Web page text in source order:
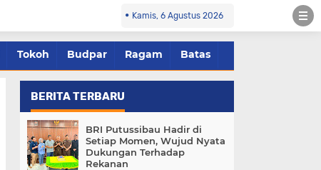
Kamis, 6 Agustus 2026
Tokoh Budpar Ragam Batas
BERITA TERBARU
BRI Putussibau Hadir di
Setiap Momen, Wujud Nyata
Dukungan Terhadap
Rekanan